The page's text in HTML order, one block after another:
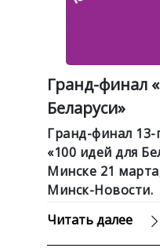
Гранд-финал
Беларуси»
Гранд-финал 13-
«100 идей для
Минске 21
Минск-Новости.
Читать далее